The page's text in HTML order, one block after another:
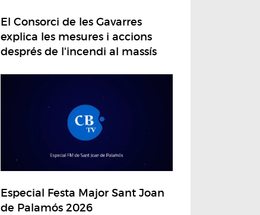
El Consorci de les Gavarres
explica les mesures i accions
després de l'incendi al massís
Especial Festa Major Sant Joan
de Palamós 2026